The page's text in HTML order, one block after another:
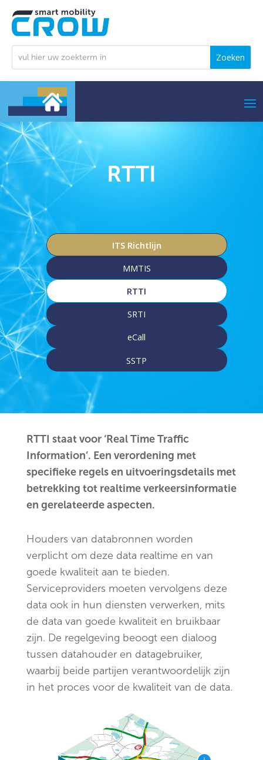
RTTI
ITS Richtlijn
MMTIS
RTTI
SRTI
eCall
SSTP
RTTI staat voor ‘Real Time Traffic
Information’. Een verordening met
specifieke regels en uitvoeringsdetails met
betrekking tot realtime verkeersinformatie
en gerelateerde aspecten.
Houders van databronnen worden
verplicht om deze data realtime en van
goede kwaliteit aan te bieden.
Serviceproviders moeten vervolgens deze
data ook in hun diensten verwerken, mits
de data van goede kwaliteit en bruikbaar
zijn. De regelgeving beoogt een dialoog
tussen datahouder en datagebruiker,
waarbij beide partijen verantwoordelijk zijn
in het proces voor de kwaliteit van de data.